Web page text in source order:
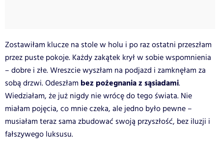
Zostawiłam klucze na stole w holu i po raz ostatni przeszłam
przez puste pokoje. Każdy zakątek krył w sobie wspomnienia
– dobre i złe. Wreszcie wyszłam na podjazd i zamknęłam za
sobą drzwi. Odeszłam bez pożegnania z sąsiadami.
Wiedziałam, że już nigdy nie wrócę do tego świata. Nie
miałam pojęcia, co mnie czeka, ale jedno było pewne –
musiałam teraz sama zbudować swoją przyszłość, bez iluzji i
fałszywego luksusu.